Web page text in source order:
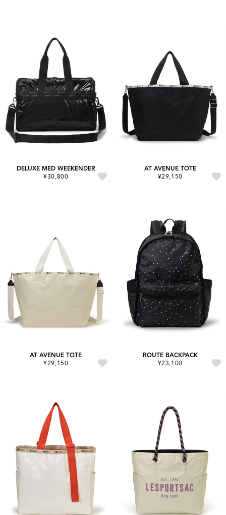
DELUXE MED WEEKENDER
¥30,800
AT AVENUE TOTE
¥29,150
AT AVENUE TOTE
¥29,150
ROUTE BACKPACK
¥23,100